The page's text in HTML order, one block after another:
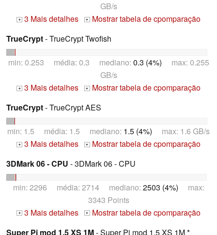
GB/s
+ 3 Mais detalhes + Mostrar tabela de cpomparação
TrueCrypt- TrueCrypt Twofish
min: 0.253 média: 0.3 mediano: 0.3 (4%) max: 0.255
GB/s
+ 3 Mais detalhes + Mostrar tabela de cpomparação
TrueCrypt- TrueCrypt AES
min: 1.5 média: 1.5 mediano: 1.5 (4%) max: 1.6 GB/s
+ 3 Mais detalhes + Mostrar tabela de cpomparação
3DMark 06 - CPU - 3DMark 06 - CPU
min: 2296 média: 2714 mediano: 2503 (4%) max:
3343 Points
+ 3 Mais detalhes + Mostrar tabela de cpomparação
Super Pi mod 1.5 XS 1M- Super Pi mod 1.5 XS 1M *